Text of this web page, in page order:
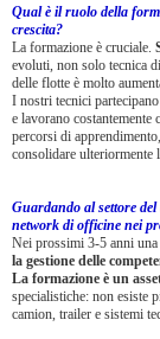
Qual è il ruolo della
crescita?
La formazione è cruciale.
evoluti, non solo tecnica
delle flotte è molto
I nostri tecnici
e lavorano
percorsi di
consolidare ulteriormente
Guardando al settore
network di officine nei
Nei prossimi 3-5 anni
la gestione delle
La formazione è un
specialistiche: non esiste
camion, trailer e sistemi